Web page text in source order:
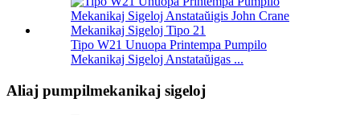
Tipo W21 Unuopa Printempa Pumpilo
Mekanikaj Sigeloj Anstataŭigas ...
Aliaj pumpilmekanikaj sigeloj